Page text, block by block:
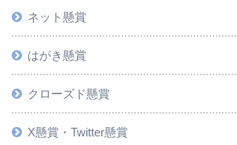
ネット懸賞
はがき懸賞
クローズド懸賞
X懸賞・Twitter懸賞